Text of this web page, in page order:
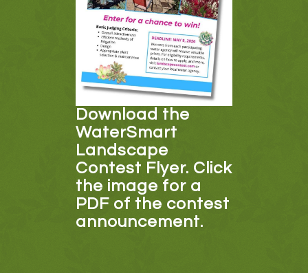
Download the
WaterSmart
Landscape
Contest Flyer. Click
the image for a
PDF of the contest
announcement.